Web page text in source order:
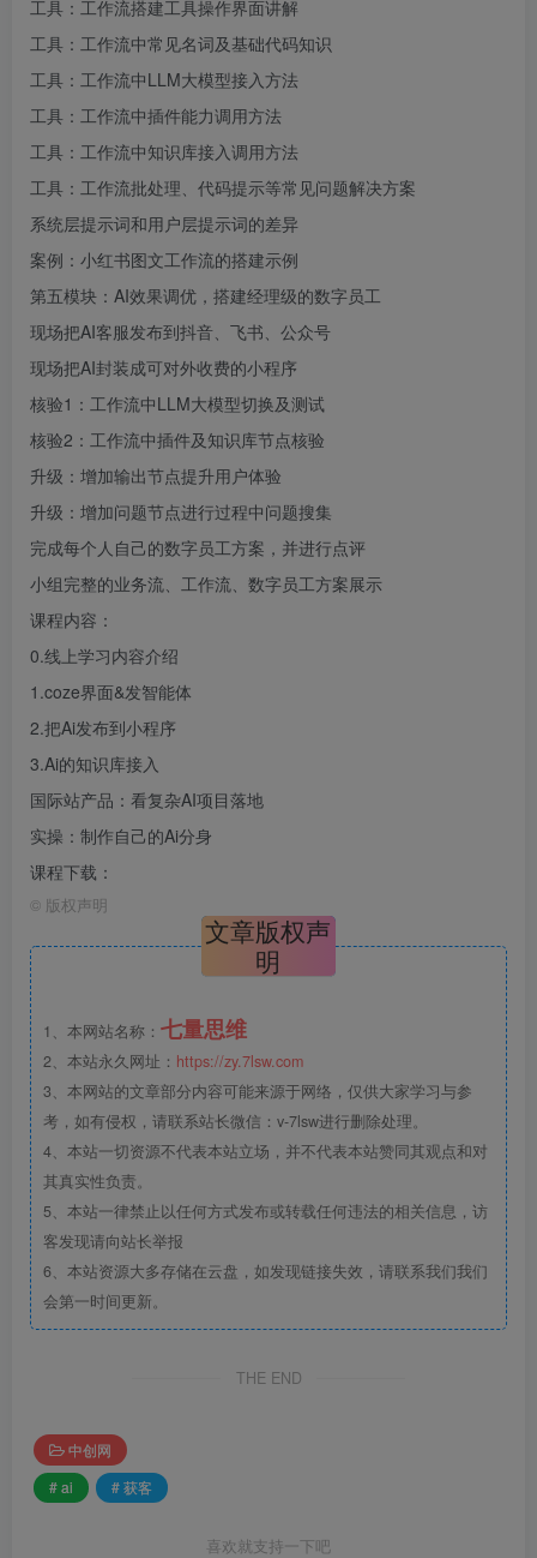
工具：工作流搭建工具操作界面讲解
工具：工作流中常见名词及基础代码知识
工具：工作流中LLM大模型接入方法
工具：工作流中插件能力调用方法
工具：工作流中知识库接入调用方法
工具：工作流批处理、代码提示等常见问题解决方案
系统层提示词和用户层提示词的差异
案例：小红书图文工作流的搭建示例
第五模块：AI效果调优，搭建经理级的数字员工
现场把AI客服发布到抖音、飞书、公众号
现场把AI封装成可对外收费的小程序
核验1：工作流中LLM大模型切换及测试
核验2：工作流中插件及知识库节点核验
升级：增加输出节点提升用户体验
升级：增加问题节点进行过程中问题搜集
完成每个人自己的数字员工方案，并进行点评
小组完整的业务流、工作流、数字员工方案展示
课程内容：
0.线上学习内容介绍
1.coze界面&发智能体
2.把Ai发布到小程序
3.Ai的知识库接入
国际站产品：看复杂AI项目落地
实操：制作自己的Ai分身
课程下载：
© 版权声明
文章版权声
明
1、本网站名称： 七量思维
2、本站永久网址： https://zy.7lsw.com
3、本网站的文章部分内容可能来源于网络，仅供大家学习与参
考，如有侵权，请联系站长微信：v-7lsw进行删除处理。
4、本站一切资源不代表本站立场，并不代表本站赞同其观点和对
其真实性负责。
5、本站一律禁止以任何方式发布或转载任何违法的相关信息，访
客发现请向站长举报
6、本站资源大多存储在云盘，如发现链接失效，请联系我们我们
会第一时间更新。
THE END
中创网
# ai
# 获客
喜欢就支持一下吧